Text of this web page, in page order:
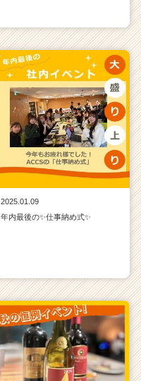
2025.01.09
年内最後の✨仕事納め式✨